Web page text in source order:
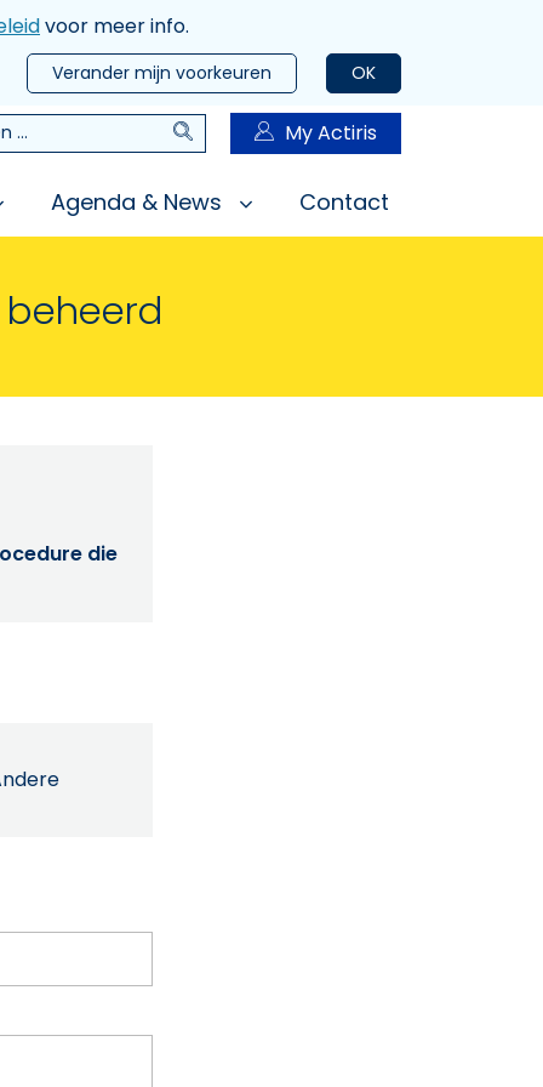
voor meer info.
OK
Verander mijn voorkeuren
Zoeken My Actiris
Agenda & News Contact
die